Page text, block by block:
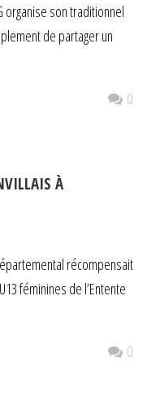
organise son traditionnel
de partager un
0
À
récompensait
féminines de l’Entente
0